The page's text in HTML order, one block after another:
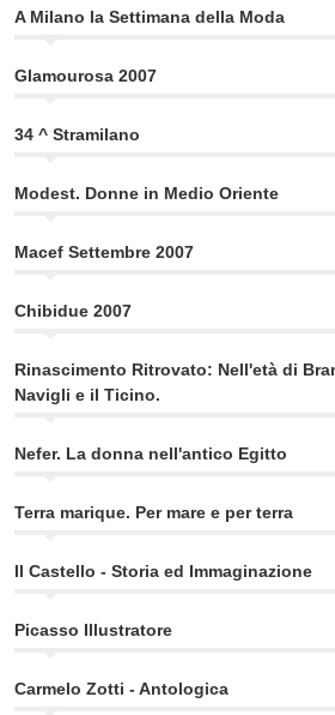
A Milano la Settimana della Moda
Glamourosa 2007
34 ^ Stramilano
Modest. Donne in Medio Oriente
Macef Settembre 2007
Chibidue 2007
Rinascimento Ritrovato: Nell'età di
Navigli e il Ticino.
Nefer. La donna nell'antico Egitto
Terra marique. Per mare e per terra
Il Castello - Storia ed Immaginazione
Picasso Illustratore
Carmelo Zotti - Antologica